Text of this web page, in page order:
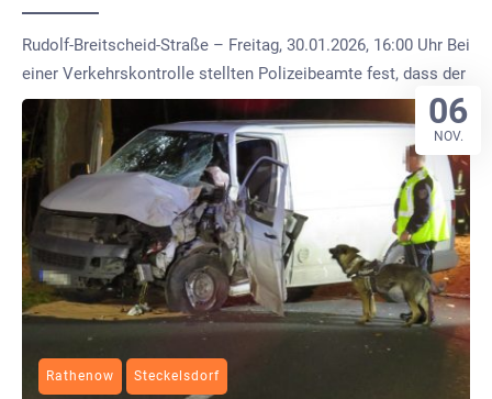
Rudolf-Breitscheid-Straße – Freitag, 30.01.2026, 16:00 Uhr Bei
einer Verkehrskontrolle stellten Polizeibeamte fest, dass der
Rathenow Steckelsdorf
06
NOV.